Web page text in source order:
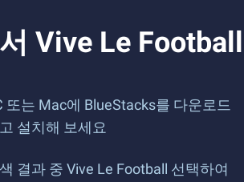
Vive Le
또는 Mac에 BlueStacks를 다운로드
설치해 보세요
결과 중 Vive Le Football 선택하여